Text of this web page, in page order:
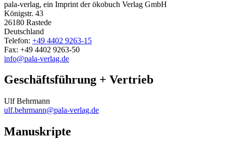
pala-verlag, ein Imprint der ökobuch Verlag GmbH
Königstr. 43
26180 Rastede
Deutschland
Telefon: +49 4402 9263-15
Fax: +49 4402 9263-50
info@pala-verlag.de
Geschäftsführung + Vertrieb
Ulf Behrmann
ulf.behrmann@pala-verlag.de
Manuskripte